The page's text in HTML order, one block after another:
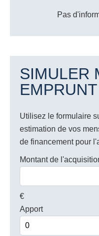
Pas
SIMULER
Utilisez le formulaire
estimation de vos
de financement pour
Montant de
€
Apport